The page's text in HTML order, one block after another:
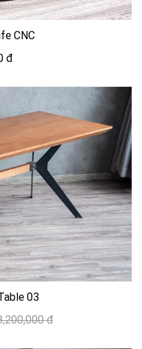
CNC
đ
03
đ